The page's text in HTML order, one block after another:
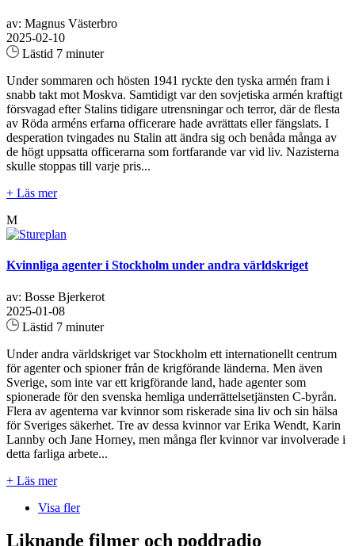
av: Magnus Västerbro
2025-02-10
Lästid 7 minuter
Under sommaren och hösten 1941 ryckte den tyska armén fram i
snabb takt mot Moskva. Samtidigt var den sovjetiska armén kraftigt
försvagad efter Stalins tidigare utrensningar och terror, där de flesta
av Röda arméns erfarna officerare hade avrättats eller fängslats. I
desperation tvingades nu Stalin att ändra sig och benåda många av
de högt uppsatta officerarna som fortfarande var vid liv. Nazisterna
skulle stoppas till varje pris...
+ Läs mer
M
Kvinnliga agenter i Stockholm under andra världskriget
av: Bosse Bjerkerot
2025-01-08
Lästid 7 minuter
Under andra världskriget var Stockholm ett internationellt centrum
för agenter och spioner från de krigförande länderna. Men även
Sverige, som inte var ett krigförande land, hade agenter som
spionerade för den svenska hemliga underrättelsetjänsten C-byrån.
Flera av agenterna var kvinnor som riskerade sina liv och sin hälsa
för Sveriges säkerhet. Tre av dessa kvinnor var Erika Wendt, Karin
Lannby och Jane Horney, men många fler kvinnor var involverade i
detta farliga arbete...
+ Läs mer
Visa fler
Liknande filmer och poddradio